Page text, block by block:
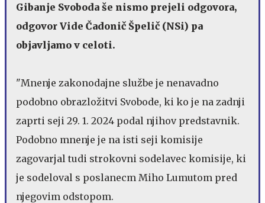
Gibanje Svoboda še nismo prejeli odgovora,
odgovor Vide Čadonič Špelič (NSi) pa
objavljamo v celoti.
"Mnenje zakonodajne službe je nenavadno
podobno obrazložitvi Svobode, ki ko je na zadnji
zaprti seji 29. 1. 2024 podal njihov predstavnik.
Podobno mnenje je na isti seji komisije
zagovarjal tudi strokovni sodelavec komisije, ki
je sodeloval s poslanecm Miho Lumutom pred
njegovim odstopom.